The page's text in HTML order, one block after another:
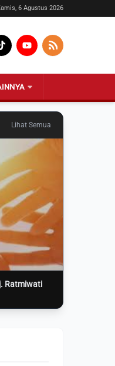
6 Agustus 2026
Lihat Semua
Ratmiwati